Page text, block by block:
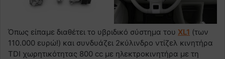
Όπως είπαμε διαθέτει το υβριδικό σύστημα του XL1 (των
110.000 ευρώ!) και συνδυάζει 2κύλινδρο ντίζελ κινητήρα
TDI χωρητικότητας 800 cc με ηλεκτροκινητήρα με τη